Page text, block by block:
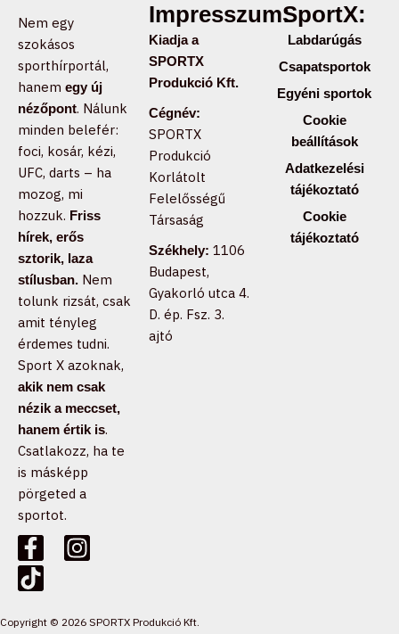
Nem egy
szokásos
sporthírportál,
hanem egy új
nézőpont. Nálunk
minden belefér:
foci, kosár, kézi,
UFC, darts – ha
mozog, mi
hozzuk. Friss
hírek, erős
sztorik, laza
stílusban. Nem
tolunk rizsát, csak
amit tényleg
érdemes tudni.
Sport X azoknak,
akik nem csak
nézik a meccset,
hanem értik is.
Csatlakozz, ha te
is másképp
pörgeted a
sportot.
F
a
c
b
I
n
a
T
i
k
o
Impresszum:
Kiadja a
SPORTX
Produkció Kft.
Cégnév:
SPORTX
Produkció
Korlátolt
Felelősségű
Társaság
Székhely: 1106
Budapest,
Gyakorló utca 4.
D. ép. Fsz. 3.
ajtó
SportX:
Labdarúgás
Csapatsportok
Egyéni sportok
Cookie
beállítások
Adatkezelési
tájékoztató
Cookie
tájékoztató
Copyright © 2026 SPORTX Produkció Kft.